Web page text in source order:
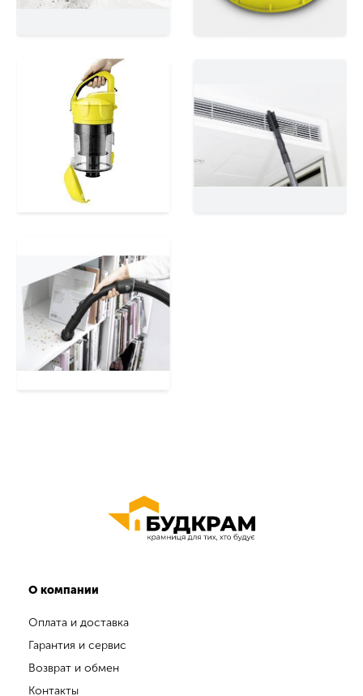
О компании
Оплата и доставка
Гарантия и сервис
Возврат и обмен
Контакты